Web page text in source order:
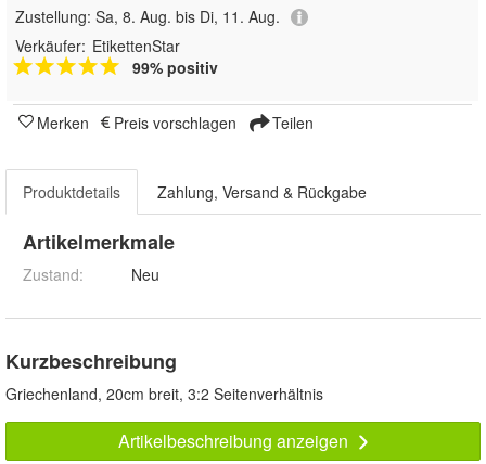
Zustellung: Sa, 8. Aug. bis Di, 11. Aug.
Verkäufer: EtikettenStar
99% positiv
Merken Preis vorschlagen Teilen
Produktdetails Zahlung, Versand & Rückgabe
Artikelmerkmale
Zustand: Neu
Kurzbeschreibung
Griechenland, 20cm breit, 3:2 Seitenverhältnis
Artikelbeschreibung anzeigen